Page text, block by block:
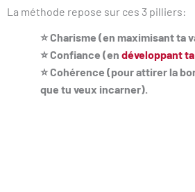
La méthode repose sur ces 3 pilliers:
⭐ Charisme (en maximisant ta
⭐ Confiance (en développant
⭐ Cohérence (pour attirer la
que tu veux incarner).